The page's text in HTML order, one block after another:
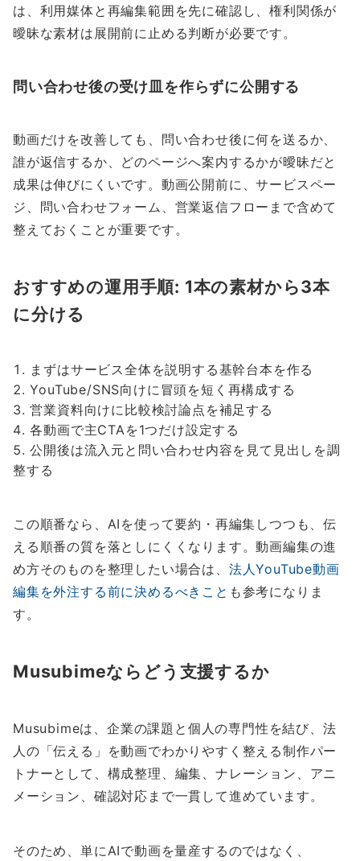
は、利用媒体と再編集範囲を先に確認し、権利関係が
曖昧な素材は展開前に止める判断が必要です。
問い合わせ後の受け皿を作らずに公開する
動画だけを改善しても、問い合わせ後に何を送るか、
誰が返信するか、どのページへ案内するかが曖昧だと
成果は伸びにくいです。動画公開前に、サービスペー
ジ、問い合わせフォーム、営業返信フローまで含めて
整えておくことが重要です。
おすすめの運用手順: 1本の素材から3本
に分ける
まずはサービス全体を説明する基幹台本を作る
YouTube/SNS向けに冒頭を短く再構成する
営業資料向けに比較検討論点を補足する
各動画で主CTAを1つだけ設定する
公開後は流入元と問い合わせ内容を見て見出しを調
整する
この順番なら、AIを使って要約・再編集しつつも、伝
える順番の質を落としにくくなります。動画編集の進
め方そのものを整理したい場合は、 法人YouTube動画
編集を外注する前に決めるべきこと も参考になりま
す。
Musubimeならどう支援するか
Musubimeは、企業の課題と個人の専門性を結び、法
人の「伝える」を動画でわかりやすく整える制作パー
トナーとして、構成整理、編集、ナレーション、アニ
メーション、確認対応まで一貫して進めています。
そのため、単にAIで動画を量産するのではなく、